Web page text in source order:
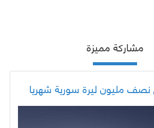
مشاركة مميزة
مليون ليرة سورية شهريا